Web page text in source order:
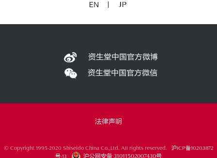
资生堂中国官方微博
资生堂中国官方微信
法律声明
© Copyright 1995-2020 Shiseido China Co.,Ltd. All rights reserved. 沪ICP备10203872
号-13
沪公网安备 31011502007430号